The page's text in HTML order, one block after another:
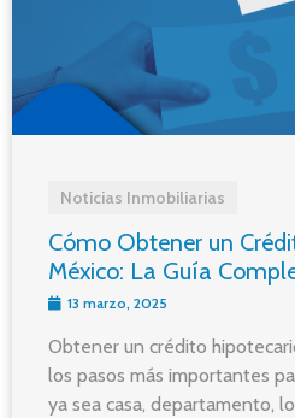
Noticias Inmobiliarias
Cómo Obtener un
México: La Guía
13 marzo, 2025
Obtener un crédito
los pasos más importantes
ya sea casa, departamento,